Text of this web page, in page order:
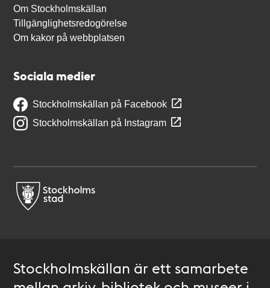
Om Stockholmskällan
Tillgänglighetsredogörelse
Om kakor på webbplatsen
Sociala medier
Stockholmskällan på Facebook
Stockholmskällan på Instagram
Stockholmskällan är ett samarbete